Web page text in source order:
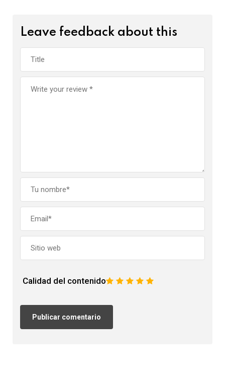
Leave feedback about this
Calidad del contenido 5
4
3
2
1